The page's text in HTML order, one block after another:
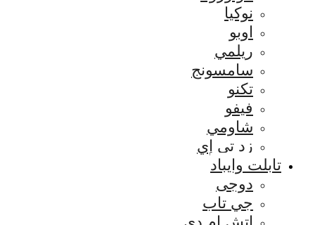
نوكيا
اوبو
ريلمي
سامسونج
تكنو
فيفو
شاومي
زد تي إي
تابلت وايباد
دوجى
جي تاب